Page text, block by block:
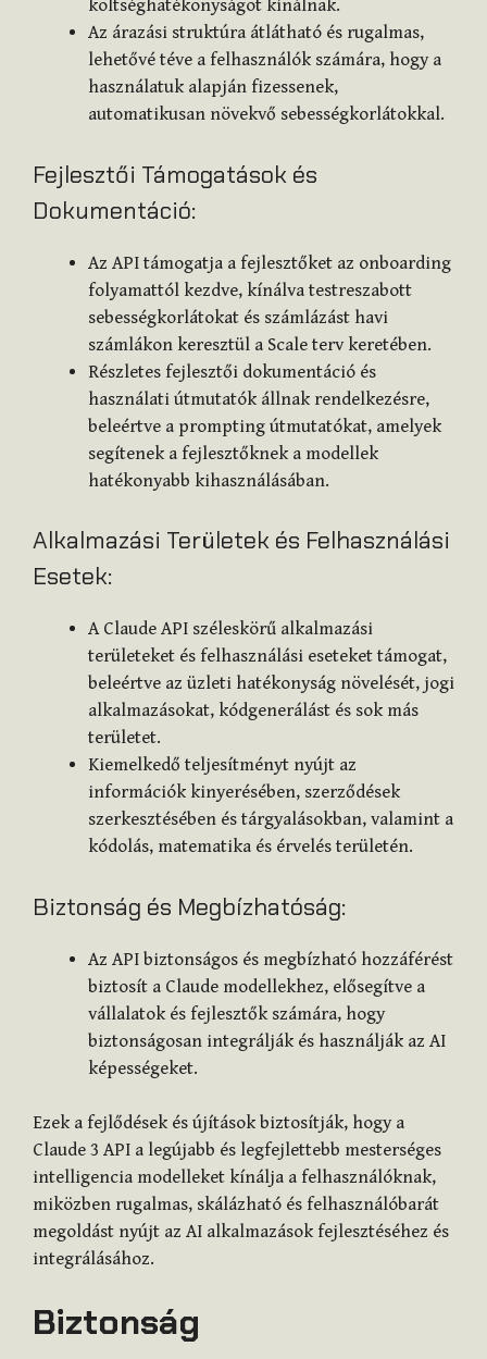
költséghatékonyságot kínálnak.
Az árazási struktúra átlátható és rugalmas,
lehetővé téve a felhasználók számára, hogy a
használatuk alapján fizessenek,
automatikusan növekvő sebességkorlátokkal.
Fejlesztői Támogatások és
Dokumentáció:
Az API támogatja a fejlesztőket az onboarding
folyamattól kezdve, kínálva testreszabott
sebességkorlátokat és számlázást havi
számlákon keresztül a Scale terv keretében.
Részletes fejlesztői dokumentáció és
használati útmutatók állnak rendelkezésre,
beleértve a prompting útmutatókat, amelyek
segítenek a fejlesztőknek a modellek
hatékonyabb kihasználásában.
Alkalmazási Területek és Felhasználási
Esetek:
A Claude API széleskörű alkalmazási
területeket és felhasználási eseteket támogat,
beleértve az üzleti hatékonyság növelését, jogi
alkalmazásokat, kódgenerálást és sok más
területet.
Kiemelkedő teljesítményt nyújt az
információk kinyerésében, szerződések
szerkesztésében és tárgyalásokban, valamint a
kódolás, matematika és érvelés területén.
Biztonság és Megbízhatóság:
Az API biztonságos és megbízható hozzáférést
biztosít a Claude modellekhez, elősegítve a
vállalatok és fejlesztők számára, hogy
biztonságosan integrálják és használják az AI
képességeket.
Ezek a fejlődések és újítások biztosítják, hogy a
Claude 3 API a legújabb és legfejlettebb mesterséges
intelligencia modelleket kínálja a felhasználóknak,
miközben rugalmas, skálázható és felhasználóbarát
megoldást nyújt az AI alkalmazások fejlesztéséhez és
integrálásához.
Biztonság